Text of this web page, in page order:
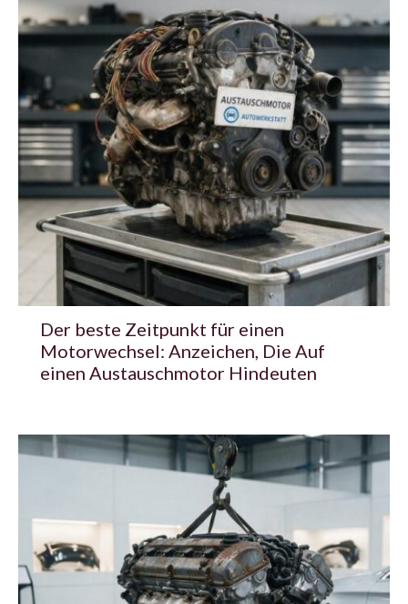
Der beste Zeitpunkt für einen
Motorwechsel: Anzeichen, Die Auf
einen Austauschmotor Hindeuten